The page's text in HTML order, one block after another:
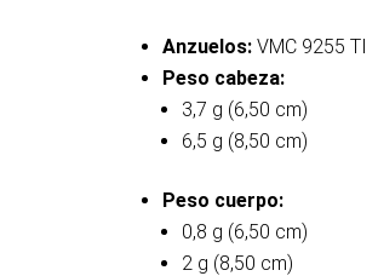
Anzuelos:VMC 9255 TI
Peso cabeza:
3,7 g (6,50 cm)
6,5 g (8,50 cm)
Peso cuerpo:
0,8 g (6,50 cm)
2 g (8,50 cm)